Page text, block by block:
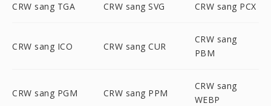
CRW sang TGA CRW sang SVG CRW sang PCX
CRW sang ICO CRW sang CUR
CRW sang
PBM
CRW sang PGM CRW sang PPM
CRW sang
WEBP